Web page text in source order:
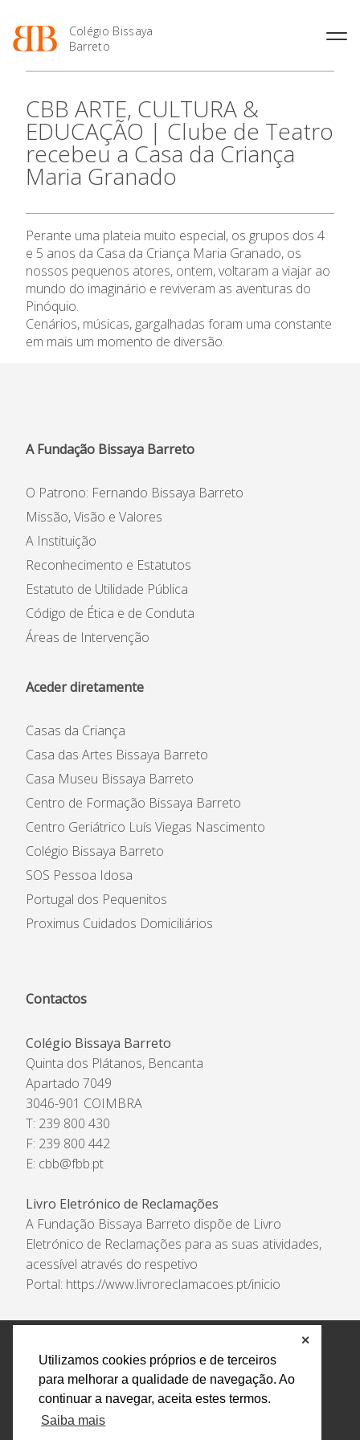
Utilizamos cookies próprios e de terceiros
para melhorar a qualidade de navegação. Ao
continuar a navegar, aceita estes termos.
Saiba mais
✕
Colégio Bissaya
Barreto
O Colégio
Projeto Educativo
Organização
Colaboradores Docentes
Colaboradores Não
Ofertas de emprego
Regulamentos
Jornal “O Coreto”
Privacidade
Oferta Formativa
Enriquecimento Curricular
Oferta Curricular
Atividades Extracurriculares
Serviços
Letiva
Academia de LínguasEnsino Profissional
Profissionais
Matrículas
Horários e Manuais
Curso de Técnico de
Curso de Técnico/a de Apoio
à Família e à Comunidade
Ofertas de Emprego
Ano Letivo
2027
Calendários
Portal do Professor
Portal do Aluno/Encarregado
SIGE
Secretariado de Exames
Admissão
Notícias
CBB ARTE, CULTURA &
EDUCAÇÃO | Clube de Teatro
recebeu a Casa da Criança
Maria Granado
Perante uma plateia muito especial, os grupos dos 4
e 5 anos da Casa da Criança Maria Granado, os
nossos pequenos atores, ontem, voltaram a viajar ao
mundo do imaginário e reviveram as aventuras do
Pinóquio.
Cenários, músicas, gargalhadas foram uma constante
em mais um momento de diversão.
A Fundação Bissaya Barreto
O Patrono: Fernando Bissaya Barreto
Missão, Visão e Valores
A Instituição
Reconhecimento e Estatutos
Estatuto de Utilidade Pública
Código de Ética e de Conduta
Áreas de Intervenção
Aceder diretamente
Casas da Criança
Casa das Artes Bissaya Barreto
Casa Museu Bissaya Barreto
Centro de Formação Bissaya Barreto
Centro Geriátrico Luís Viegas Nascimento
Colégio Bissaya Barreto
SOS Pessoa Idosa
Portugal dos Pequenitos
Proximus Cuidados Domiciliários
Contactos
Colégio Bissaya Barreto
Quinta dos Plátanos, Bencanta
Apartado 7049
3046-901 COIMBRA
T: 239 800 430
F: 239 800 442
E: cbb@fbb.pt
Livro Eletrónico de Reclamações
A Fundação Bissaya Barreto dispõe de Livro
Eletrónico de Reclamações para as suas atividades,
acessível através do respetivo
Portal: https://www.livroreclamacoes.pt/inicio
Política de Privacidade e Tratamento de Dados
Encarregado de Proteção de Dados
Livro Eletrónico
de Reclamações
Canal de Denúncias
Todos os direitos reservados Design by AM. Developed by